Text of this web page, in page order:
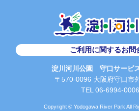
ご利用に関するお問
淀川河川公園 守口サービ
〒570-0096 大阪府守口市
TEL 06-6994-0006
Copyright © Yodogawa River Park All